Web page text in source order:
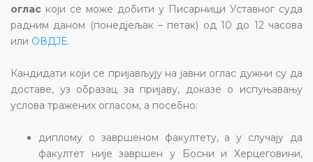
оглас који се може добити у Писарници Уставног суда
радним даном (понедјељак – петак) од 10 до 12 часова
или ОВДЈЕ.
Кандидати који се пријављују на јавни оглас дужни су да
доставе, уз образац за пријаву, доказе о испуњавању
услова тражених огласом, а посебно:
диплому о завршеном факултету, а у случају да
факултет није завршен у Босни и Херцеговини,